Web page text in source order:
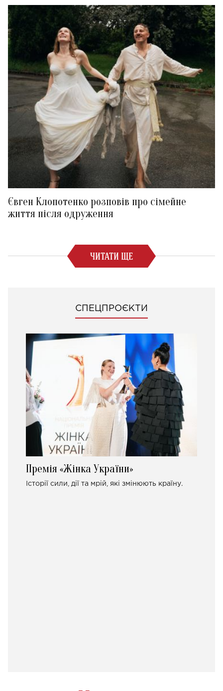
Євген Клопотенко розповів про сімейне
життя після одруження
ЧИТАТИ ЩЕ
СПЕЦПРОЄКТИ
Премія «Жінка України»
Історії сили, дії та мрій, які змінюють країну.